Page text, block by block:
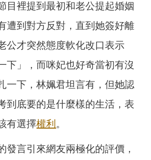
目裡提到最初和老公提起婚姻
遭到對方反對，直到她簽好離
公才突然態度軟化改口表示
下」，而咪妃也好奇當初有沒
一下，林姵君坦言有，但她認
到底要的是什麼樣的生活，表
有選擇權利 。
發言引來網友兩極化的評價，